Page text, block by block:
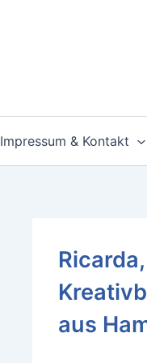
Impressum & Kontakt
Ricarda,
aus